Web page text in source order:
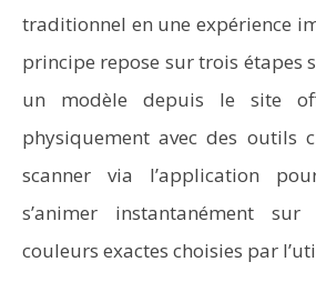
traditionnel en une expérience
principe repose sur trois étapes
un modèle depuis le site
physiquement avec des outils
scanner via l’application
s’animer instantanément sur
couleurs exactes choisies par